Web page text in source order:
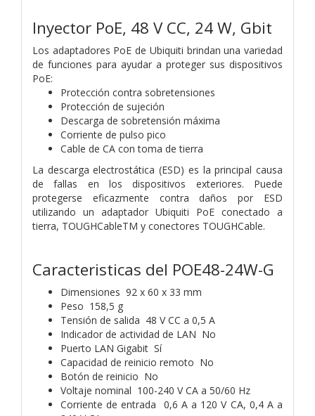
Inyector PoE, 48 V CC, 24 W, Gbit
Los adaptadores PoE de Ubiquiti brindan una variedad
de funciones para ayudar a proteger sus dispositivos
PoE:
Protección contra sobretensiones
Protección de sujeción
Descarga de sobretensión máxima
Corriente de pulso pico
Cable de CA con toma de tierra
La descarga electrostática (ESD) es la principal causa
de fallas en los dispositivos exteriores. Puede
protegerse eficazmente contra daños por ESD
utilizando un adaptador Ubiquiti PoE conectado a
tierra, TOUGHCableTM y conectores TOUGHCable.
Caracteristicas del POE48-24W-G
Dimensiones 92 x 60 x 33 mm
Peso 158,5 g
Tensión de salida 48 V CC a 0,5 A
Indicador de actividad de LAN No
Puerto LAN Gigabit Sí
Capacidad de reinicio remoto No
Botón de reinicio No
Voltaje nominal 100-240 V CA a 50/60 Hz
Corriente de entrada 0,6 A a 120 V CA, 0,4 A a